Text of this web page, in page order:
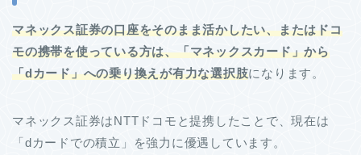
マネックス証券の口座をそのまま活かしたい、またはドコ
モの携帯を使っている方は、「マネックスカード」から
「dカード」への乗り換えが有力な選択肢になります。
マネックス証券はNTTドコモと提携したことで、現在は
「dカードでの積立」を強力に優遇しています。